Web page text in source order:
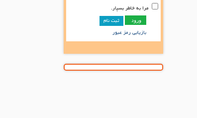
مرا به خاطر بسپار.
ثبت نام
بازیابی رمز عبور